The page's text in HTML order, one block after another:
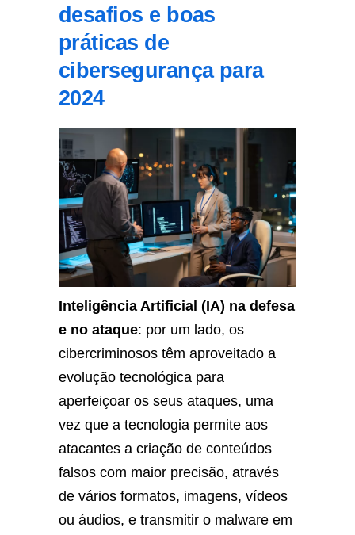
desafios e boas
práticas de
cibersegurança para
2024
Inteligência Artificial (IA) na defesa
e no ataque: por um lado, os
cibercriminosos têm aproveitado a
evolução tecnológica para
aperfeiçoar os seus ataques, uma
vez que a tecnologia permite aos
atacantes a criação de conteúdos
falsos com maior precisão, através
de vários formatos, imagens, vídeos
ou áudios, e transmitir o malware em